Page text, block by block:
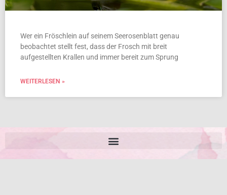
Wer ein Fröschlein auf seinem Seerosenblatt genau
beobachtet stellt fest, dass der Frosch mit breit
aufgestellten Krallen und immer bereit zum Sprung
WEITERLESEN »